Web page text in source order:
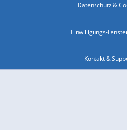
Datenschutz &
Einwilligungs-
Kontakt &